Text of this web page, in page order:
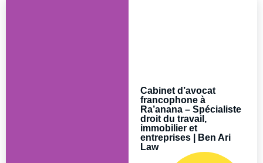
Cabinet d’avocat
francophone à
Ra’anana – Spécialiste
droit du travail,
immobilier et
entreprises | Ben Ari
Law